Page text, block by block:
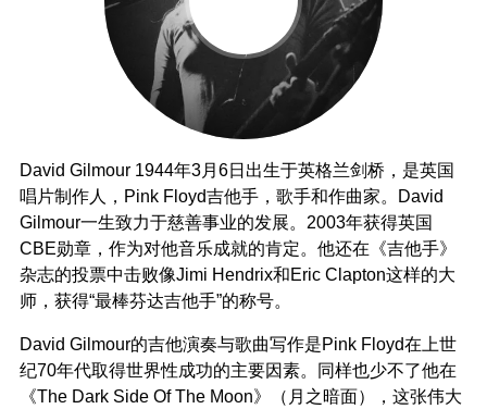
David Gilmour 1944年3月6日出生于英格兰剑桥，是英国
唱片制作人，Pink Floyd吉他手，歌手和作曲家。David
Gilmour一生致力于慈善事业的发展。2003年获得英国
CBE勋章，作为对他音乐成就的肯定。他还在《吉他手》
杂志的投票中击败像Jimi Hendrix和Eric Clapton这样的大
师，获得“最棒芬达吉他手”的称号。
David Gilmour的吉他演奏与歌曲写作是Pink Floyd在上世
纪70年代取得世界性成功的主要因素。同样也少不了他在
《The Dark Side Of The Moon》（月之暗面），这张伟大